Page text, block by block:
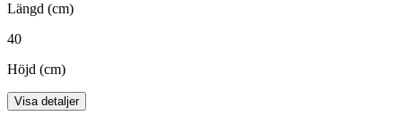
Längd (cm)
40
Höjd (cm)
Visa detaljer